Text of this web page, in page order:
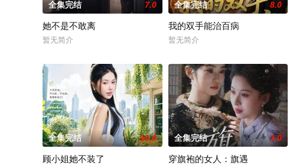
全集完结 7.0
她不是不敢离
暂无简介
全集完结 8.0
我的双手能治百病
暂无简介
全集完结 10.0
顾小姐她不装了
全集完结 3.0
穿旗袍的女人：旗遇